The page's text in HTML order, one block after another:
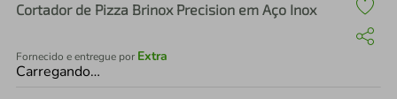
Cortador de Pizza Brinox Precision em Aço Inox
Fornecido e entregue por Extra
Carregando…